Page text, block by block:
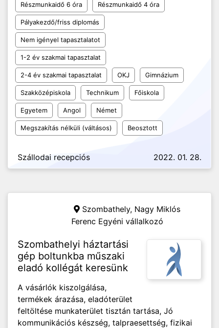
Részmunkaidő 6 óra Részmunkaidő 4 óra
Pályakezdő/friss diplomás
Nem igényel tapasztalatot
1-2 év szakmai tapasztalat
2-4 év szakmai tapasztalat OKJ Gimnázium
Szakközépiskola Technikum Főiskola
Egyetem Angol Német
Megszakítás nélküli (váltásos) Beosztott
Szállodai recepciós 2022. 01. 28.
Szombathely, Nagy Miklós
Ferenc Egyéni vállalkozó
Szombathelyi háztartási
gép boltunkba műszaki
eladó kollégát keresünk
A vásárlók kiszolgálása,
termékek árazása, eladóterület
feltöltése munkaterület tisztán tartása, Jó
kommunikációs készség, talpraesettség, fizikai